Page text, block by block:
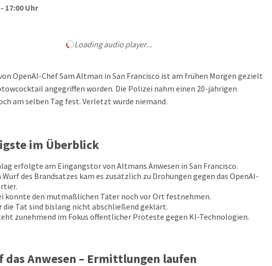
17:00 Uhr
Loading audio player...
OpenAI-Chef Sam Altman in San Francisco ist am frühen Morgen gezielt
angegriffen worden. Die Polizei nahm einen 20-jährigen
am selben Tag fest. Verletzt wurde niemand.
im Überblick
erfolgte am Eingangstor von Altmans Anwesen in San Francisco.
Wurf des Brandsatzes kam es zusätzlich zu Drohungen gegen das OpenAI-
konnte den mutmaßlichen Täter noch vor Ort festnehmen.
die Tat sind bislang nicht abschließend geklärt.
zunehmend im Fokus öffentlicher Proteste gegen KI-Technologien.
das Anwesen – Ermittlungen laufen